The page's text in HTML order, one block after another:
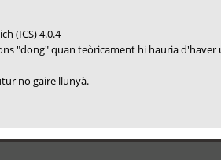
(ICS) 4.0.4
"dong" quan teòricament hi hauria d'haver
no gaire llunyà.